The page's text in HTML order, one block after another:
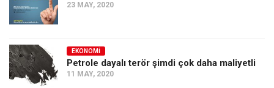
23 MAY, 2020
EKONOMI
Petrole dayalı terör şimdi çok daha maliyetli
11 MAY, 2020